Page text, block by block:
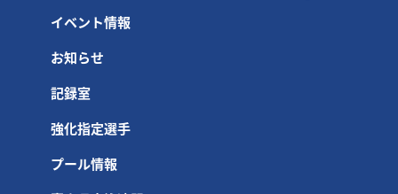
イベント情報
お知らせ
記録室
強化指定選手
プール情報